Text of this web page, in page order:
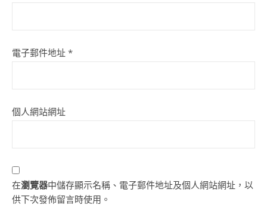
電子郵件地址 *
個人網站網址
在瀏覽器中儲存顯示名稱、電子郵件地址及個人網站網址，以
供下次發佈留言時使用。